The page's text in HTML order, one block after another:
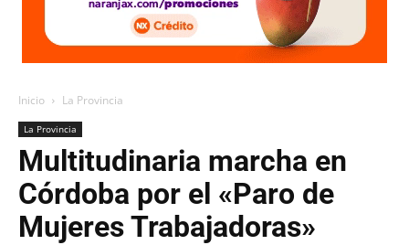
Inicio La Provincia
La Provincia
Multitudinaria marcha en
Córdoba por el «Paro de
Mujeres Trabajadoras»